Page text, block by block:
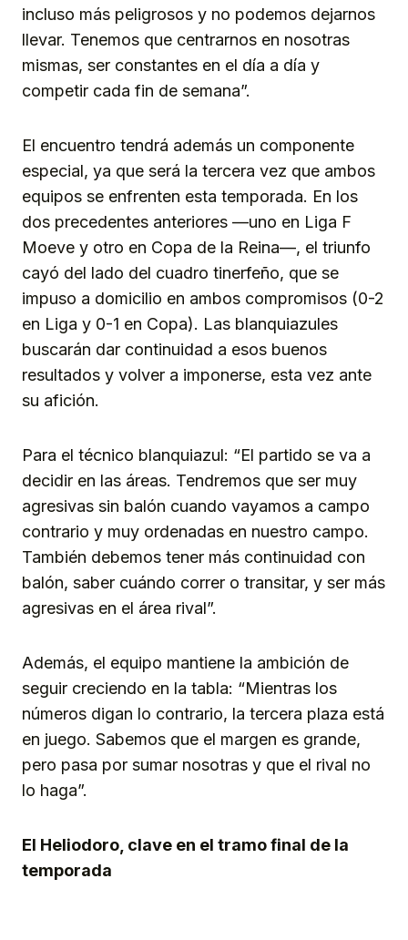
incluso más peligrosos y no podemos dejarnos
llevar. Tenemos que centrarnos en nosotras
mismas, ser constantes en el día a día y
competir cada fin de semana”.
El encuentro tendrá además un componente
especial, ya que será la tercera vez que ambos
equipos se enfrenten esta temporada. En los
dos precedentes anteriores —uno en Liga F
Moeve y otro en Copa de la Reina—, el triunfo
cayó del lado del cuadro tinerfeño, que se
impuso a domicilio en ambos compromisos (0-2
en Liga y 0-1 en Copa). Las blanquiazules
buscarán dar continuidad a esos buenos
resultados y volver a imponerse, esta vez ante
su afición.
Para el técnico blanquiazul: “El partido se va a
decidir en las áreas. Tendremos que ser muy
agresivas sin balón cuando vayamos a campo
contrario y muy ordenadas en nuestro campo.
También debemos tener más continuidad con
balón, saber cuándo correr o transitar, y ser más
agresivas en el área rival”.
Además, el equipo mantiene la ambición de
seguir creciendo en la tabla: “Mientras los
números digan lo contrario, la tercera plaza está
en juego. Sabemos que el margen es grande,
pero pasa por sumar nosotras y que el rival no
lo haga”.
El Heliodoro, clave en el tramo final de la
temporada